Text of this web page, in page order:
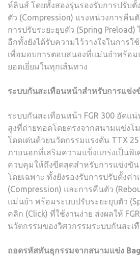
ห์ลินส์ โดยทั้งสองรุ่นรองรับการปรับตั้
ตัว (Compression) แรงหน่วงการคืน
การปรับระยะยุบตัว (Spring Preload)
อีกทั้งยังได้รับความไว้วางใจในการใ
เพื่อมอบการตอบสนองที่แม่นยำพร้อ
ยอดเยี่ยมในทุกเส้นทาง
ระบบกันสะเทือนหน้าสำหรับการแข่ง
ระบบกันสะเทือนหน้า FGR 300 อัดแ
สูงที่ถ่ายทอดโดยตรงจากสนามแข่งโ
โดดเด่นด้วยนวัตกรรมแรงดัน TTX
ภายนอกที่เสริมความแข็งแกร่งเป็นพิเ
ควบคุมให้ถึงขีดสุดสำหรับการแข่งขัน
โดยเฉพาะ ทั้งยังรองรับการปรับตั้งค่
(Compression) และการคืนตัว
แม่นยำ พร้อมระบบปรับระยะยุบตัว
คลิก (Click) ที่ใช้งานง่าย ส่งผลให้
นวัตกรรมของวิศวกรรมระบบกันสะเ
ถอดรหัสพันธุกรรมจากสนามแข่ง